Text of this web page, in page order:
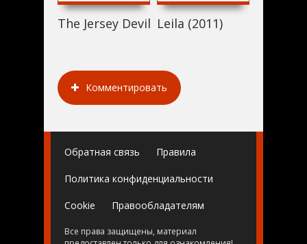
The Jersey Devil (2011)Leila (2011)
Комментировать
Обратная связь Правила
Политика конфиденциальности
Cookie Правообладателям
Все права защищены, материал